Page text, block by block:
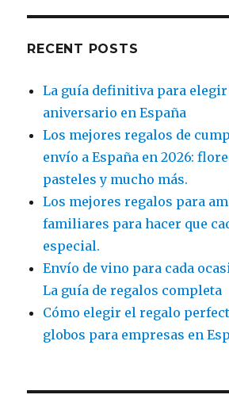
RECENT POSTS
La guía definitiva para elegir
aniversario en España
Los mejores regalos de
envío a España en 2026:
pasteles y mucho más.
Los mejores regalos para
familiares para hacer que
especial.
Envío de vino para cada
La guía de regalos completa
Cómo elegir el regalo
globos para empresas en